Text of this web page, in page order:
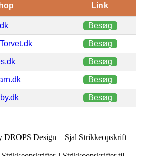
Link
Besøg
Besøg
Besøg
Besøg
Besøg
DROPS Design – Sjal Strikkeopskrift